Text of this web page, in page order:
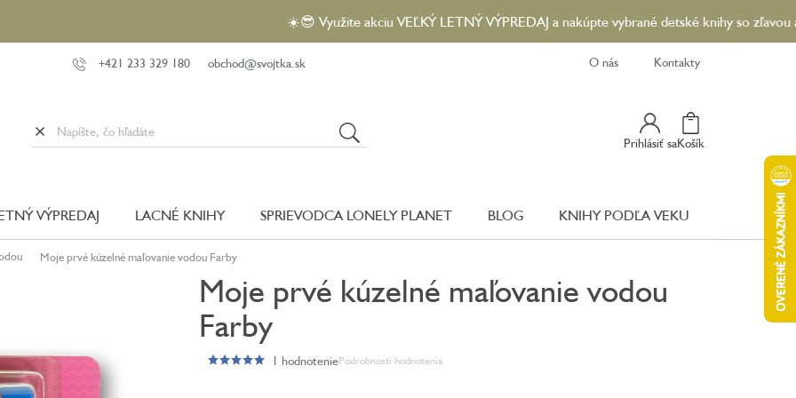
☀️😎 Využite akciu VEĽKÝ LETNÝ VÝPREDAJ a nakúpte vybrané detské knihy so zľavou až 90
+421 233 329 180 obchod@svojtka.sk O nás Kontakty
Prihlásiť sa
Nákupný
Košík
VÝPREDAJ LACNÉ KNIHY SPRIEVODCA LONELY PLANET BLOG KNIHY PODĽA VEKU
Moje prvé kúzelné maľovanie vodou Farby
Moje prvé kúzelné maľovanie vodou
Farby
Podrobnosti hodnotenia
Priemerné
1 hodnotenie